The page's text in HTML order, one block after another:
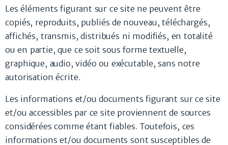
Les éléments figurant sur ce site ne peuvent être
copiés, reproduits, publiés de nouveau, téléchargés,
affichés, transmis, distribués ni modifiés, en totalité
ou en partie, que ce soit sous forme textuelle,
graphique, audio, vidéo ou exécutable, sans notre
autorisation écrite.
Les informations et/ou documents figurant sur ce site
et/ou accessibles par ce site proviennent de sources
considérées comme étant fiables. Toutefois, ces
informations et/ou documents sont susceptibles de